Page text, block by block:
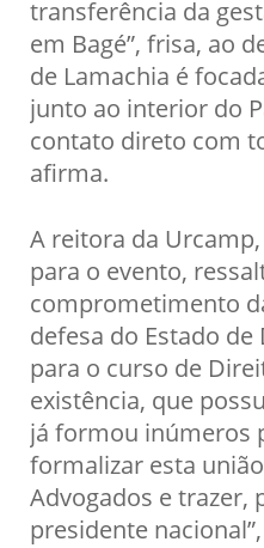
transferência da
em Bagé”, frisa, ao
de Lamachia é
junto ao interior do
contato direto com
afirma.
A reitora da
para o evento,
comprometimento
defesa do Estado de
para o curso de
existência, que
já formou inúmeros
formalizar esta
Advogados e trazer,
presidente